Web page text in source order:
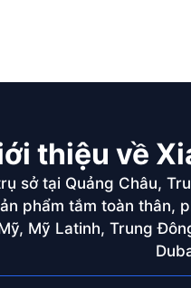
thiệu về
sở tại Quảng Châu,
phẩm tắm toàn
Mỹ Latinh, Trung